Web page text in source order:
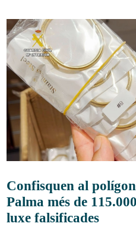
Confisquen al
Palma més de
luxe falsificades